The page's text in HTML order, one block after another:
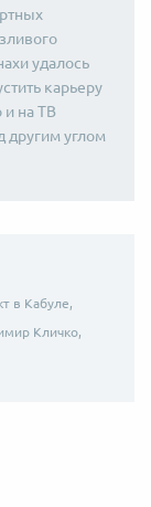
удалось
карьеру
и на ТВ
другим углом
в Кабуле,
Кличко,